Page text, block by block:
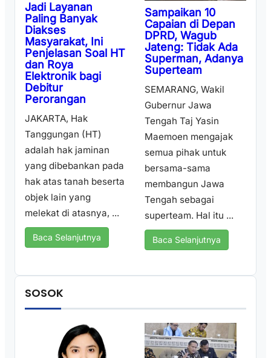
Jadi Layanan
Paling Banyak
Diakses
Masyarakat, Ini
Penjelasan Soal HT
dan Roya
Elektronik bagi
Debitur
Perorangan
JAKARTA, Hak
Tanggungan (HT)
adalah hak jaminan
yang dibebankan pada
hak atas tanah beserta
objek lain yang
melekat di atasnya, ...
Baca Selanjutnya
Sampaikan 10
Capaian di Depan
DPRD, Wagub
Jateng: Tidak Ada
Superman, Adanya
Superteam
SEMARANG, Wakil
Gubernur Jawa
Tengah Taj Yasin
Maemoen mengajak
semua pihak untuk
bersama-sama
membangun Jawa
Tengah sebagai
superteam. Hal itu ...
Baca Selanjutnya
SOSOK